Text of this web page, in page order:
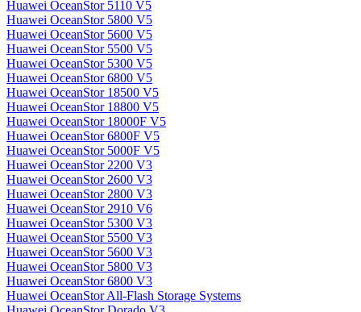
Huawei OceanStor 5110 V5
Huawei OceanStor 5800 V5
Huawei OceanStor 5600 V5
Huawei OceanStor 5500 V5
Huawei OceanStor 5300 V5
Huawei OceanStor 6800 V5
Huawei OceanStor 18500 V5
Huawei OceanStor 18800 V5
Huawei OceanStor 18000F V5
Huawei OceanStor 6800F V5
Huawei OceanStor 5000F V5
Huawei OceanStor 2200 V3
Huawei OceanStor 2600 V3
Huawei OceanStor 2800 V3
Huawei OceanStor 2910 V6
Huawei OceanStor 5300 V3
Huawei OceanStor 5500 V3
Huawei OceanStor 5600 V3
Huawei OceanStor 5800 V3
Huawei OceanStor 6800 V3
Huawei OceanStor All-Flash Storage Systems